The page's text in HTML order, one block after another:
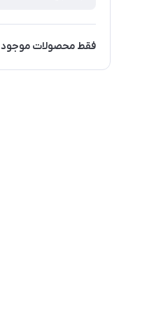
فقط محصولات موجود